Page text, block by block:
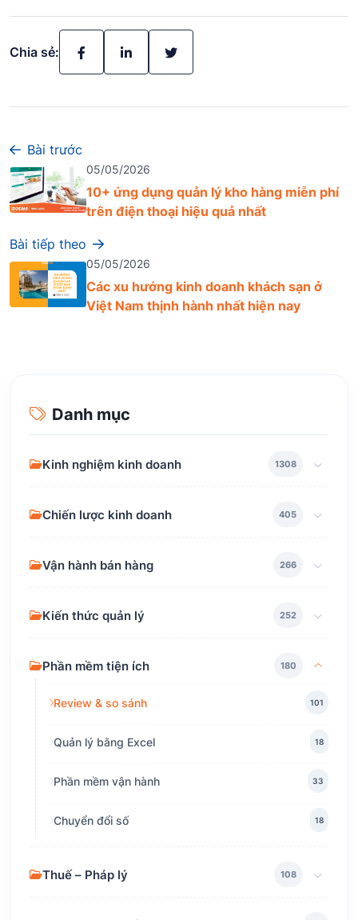
Chia sẻ:
Bài trước
05/05/2026
10+ ứng dụng quản lý kho hàng miễn phí
trên điện thoại hiệu quả nhất
Bài tiếp theo
05/05/2026
Các xu hướng kinh doanh khách sạn ở
Việt Nam thịnh hành nhất hiện nay
Danh mục
Kinh nghiệm kinh doanh 1308
Chiến lược kinh doanh 405
Vận hành bán hàng 266
Kiến thức quản lý 252
Phần mềm tiện ích 180
Review & so sánh 101
Quản lý bằng Excel 18
Phần mềm vận hành 33
Chuyển đổi số 18
Thuế – Pháp lý 108